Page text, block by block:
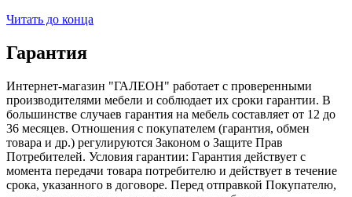
Читать до конца
Гарантия
Интернет-магазин "ГАЛЕОН" работает с проверенными
производителями мебели и соблюдает их сроки гарантии. В
большинстве случаев гарантия на мебель составляет от 12 до
36 месяцев. Отношения с покупателем (гарантия, обмен
товара и др.) регулируются Законом о Защите Прав
Потребителей. Условия гарантии: Гарантия действует с
момента передачи товара потребителю и действует в течение
срока, указанного в договоре. Перед отправкой Покупателю,